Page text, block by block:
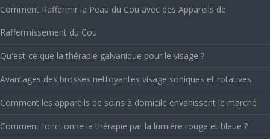
Comment Raffermir la Peau du Cou avec des Appareils de
Raffermissement du Cou
Qu'est-ce que la thérapie galvanique pour le visage ?
Avantages des brosses nettoyantes visage soniques et rotatives
Comment les appareils de soins à domicile envahissent le marché
Comment fonctionne la thérapie par la lumière rouge et bleue ?